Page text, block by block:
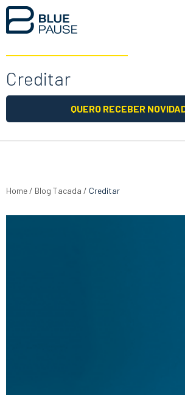
Creditar
QUERO RECEBER
Home / Blog Tacada / Creditar